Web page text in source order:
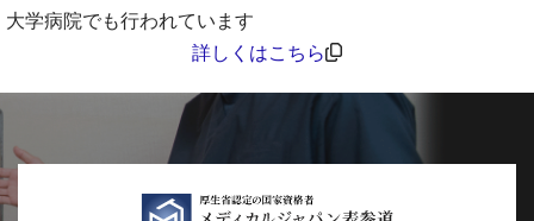
大学病院でも行われています
詳しくはこちら